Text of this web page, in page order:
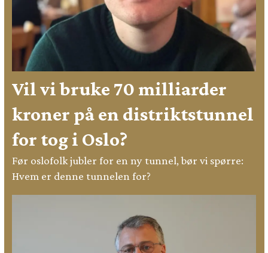
Vil vi bruke 70 milliarder
kroner på en distriktstunnel
for tog i Oslo?
Før oslofolk jubler for en ny tunnel, bør vi spørre:
Hvem er denne tunnelen for?